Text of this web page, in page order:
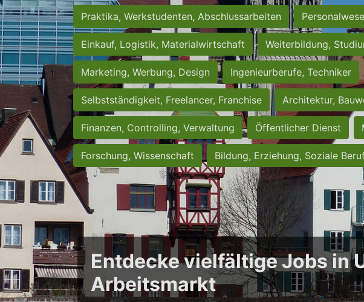
Praktika, Werkstudenten, Abschlussarbeiten
Einkauf, Logistik, Materialwirtschaft Weiterbildung,
Marketing, Werbung, Design Ingenieurberufe, Techniker
Selbstständigkeit, Freelancer, Franchise Architektur,
Finanzen, Controlling, Verwaltung Öffentlicher Dienst
Forschung, Wissenschaft Bildung, Erziehung, Soziale
Entdecke vielfältige Jobs in
Arbeitsmarkt